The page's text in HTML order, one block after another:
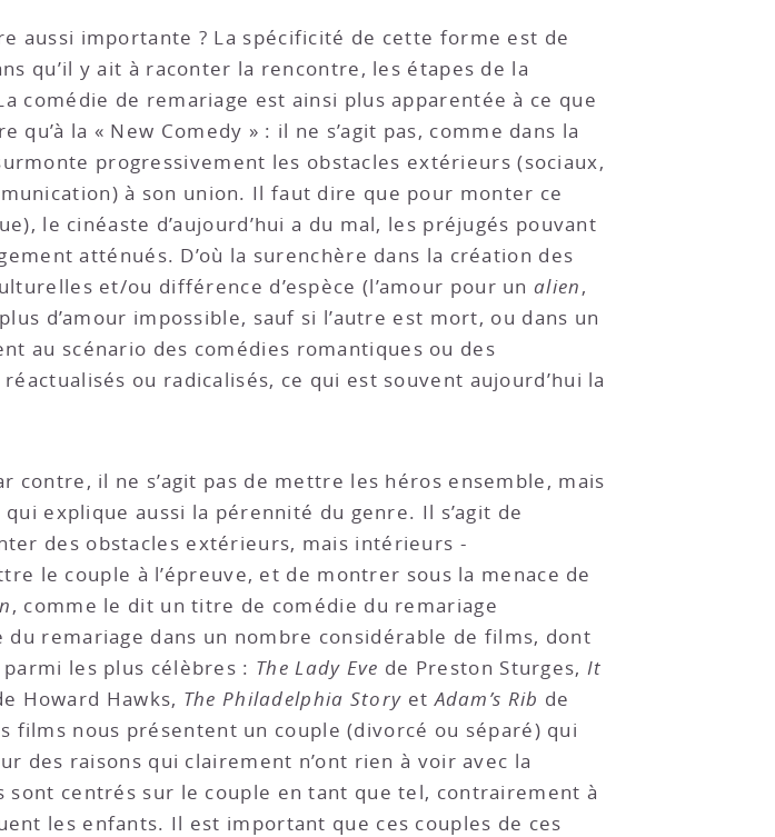
aussi importante ? La spécificité de cette forme est de
qu’il y ait à raconter la rencontre, les étapes de la
comédie de remariage est ainsi plus apparentée à ce que
la « New Comedy » : il ne s’agit pas, comme dans la
progressivement les obstacles extérieurs (sociaux,
à son union. Il faut dire que pour monter ce
le cinéaste d’aujourd’hui a du mal, les préjugés pouvant
atténués. D’où la surenchère dans la création des
et/ou différence d’espèce (l’amour pour unalien,
d’amour impossible, sauf si l’autre est mort, ou dans un
au scénario des comédies romantiques ou des
ou radicalisés, ce qui est souvent aujourd’hui la
contre, il ne s’agit pas de mettre les héros ensemble, mais
explique aussi la pérennité du genre. Il s’agit de
des obstacles extérieurs, mais intérieurs -
le couple à l’épreuve, et de montrer sous la menace de
, comme le dit un titre de comédie du remariage
remariage dans un nombre considérable de films, dont
les plus célèbres : The Lady Eve de Preston Sturges, It
Howard Hawks, The Philadelphia Story etAdam’s Rib de
films nous présentent un couple (divorcé ou séparé) qui
des raisons qui clairement n’ont rien à voir avec la
centrés sur le couple en tant que tel, contrairement à
les enfants. Il est important que ces couples de ces